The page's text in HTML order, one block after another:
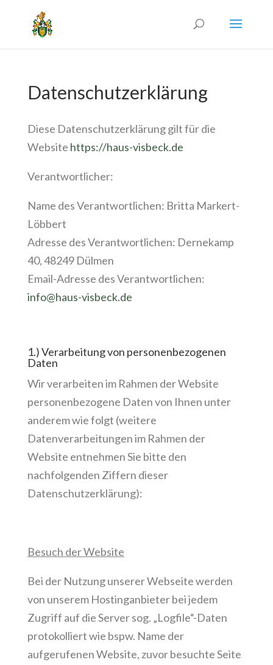
Datenschutzerklärung
Diese Datenschutzerklärung gilt für die
Website https://haus-visbeck.de
Verantwortlicher:
Name des Verantwortlichen: Britta Markert-
Löbbert
Adresse des Verantwortlichen: Dernekamp
40, 48249 Dülmen
Email-Adresse des Verantwortlichen:
info@haus-visbeck.de
1.) Verarbeitung von personenbezogenen
Daten
Wir verarbeiten im Rahmen der Website
personenbezogene Daten von Ihnen unter
anderem wie folgt (weitere
Datenverarbeitungen im Rahmen der
Website entnehmen Sie bitte den
nachfolgenden Ziffern dieser
Datenschutzerklärung):
Besuch der Website
Bei der Nutzung unserer Webseite werden
von unserem Hostinganbieter bei jedem
Zugriff auf die Server sog. „Logfile“-Daten
protokolliert wie bspw. Name der
aufgerufenen Website, zuvor besuchte Seite